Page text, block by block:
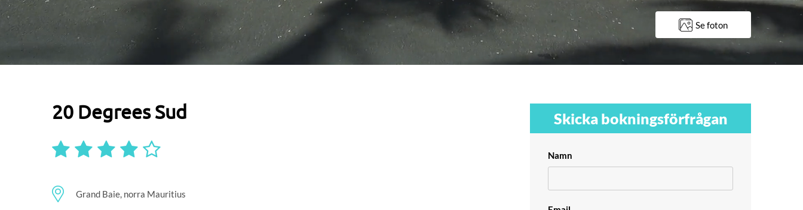
Se foton
20 Degrees Sud
Grand Baie, norra Mauritius
Skicka bokningsförfrågan
Namn